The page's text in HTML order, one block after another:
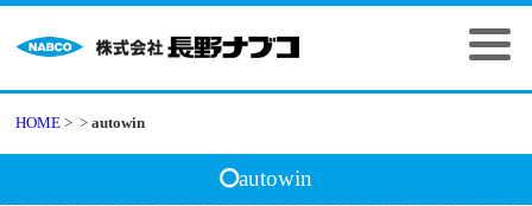
HOME > >autowin
autowin